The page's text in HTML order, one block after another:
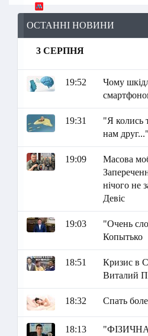
ОСТАННІ НОВИНИ
3 СЕРПНЯ
19:52
Чому
19:31
"Я колись
нам
19:09
Масова
нічого не
Девіс
19:03
"Очень
Копытько
18:51
Кризис в
Виталий
18:32 Спать
18:13
"ФІЗИЧНА